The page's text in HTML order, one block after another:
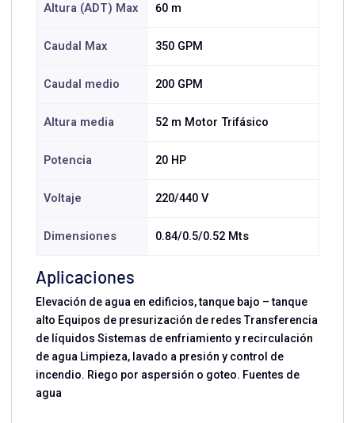
Altura (ADT) Max 60 m
Caudal Max 350 GPM
Caudal medio 200 GPM
Altura media 52 m Motor Trifásico
Potencia 20 HP
Voltaje 220/440 V
Dimensiones 0.84/0.5/0.52 Mts
Aplicaciones
Elevación de agua en edificios, tanque bajo – tanque
alto Equipos de presurización de redes Transferencia
de líquidos Sistemas de enfriamiento y recirculación
de agua Limpieza, lavado a presión y control de
incendio. Riego por aspersión o goteo. Fuentes de
agua